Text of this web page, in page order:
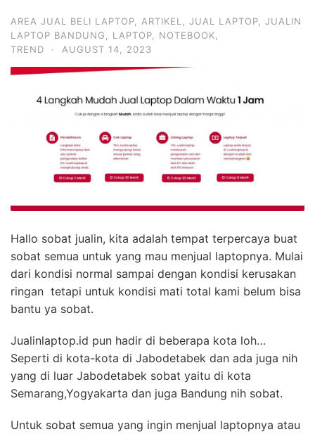
AREA JUAL BELI LAPTOP ARTIKEL JUAL LAPTOP
JUALIN
LAPTOP BANDUNG
LAPTOP NOTEBOOK
TREND
· AUGUST 14, 2023
Hallo sobat jualin, kita adalah tempat terpercaya buat
sobat semua untuk yang mau menjual laptopnya. Mulai
dari kondisi normal sampai dengan kondisi kerusakan
ringan tetapi untuk kondisi mati total kami belum bisa
bantu ya sobat.
Jualinlaptop.id pun hadir di beberapa kota loh…
Seperti di kota-kota di Jabodetabek dan ada juga nih
yang di luar Jabodetabek sobat yaitu di kota
Semarang,Yogyakarta dan juga Bandung nih sobat.
Untuk sobat semua yang ingin menjual laptopnya atau